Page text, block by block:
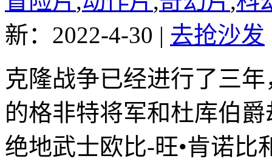
新：2022-4-30 | 去抢沙发
克隆战争已经进行了三
的格非特将军和杜库伯
绝地武士欧比-旺•肯诺比